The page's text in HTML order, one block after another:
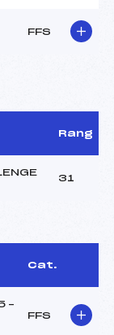
FFS
Rang
31
Cat.
–
FFS